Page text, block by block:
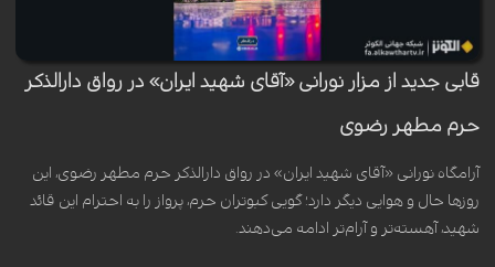
قابی جدید از مزار نورانی «آقای شهید ایران» در رواق دارالذکر
حرم مطهر رضوی
آرامگاه نورانی «آقای شهید ایران» در رواق دارالذکر حرم مطهر رضوی، این
روزها حال و هوایی دیگر دارد؛ گویی کبوتران حرم، پرواز را به احترام این قائد
شهید، آهسته‌تر و آرام‌تر ادامه می‌دهند.